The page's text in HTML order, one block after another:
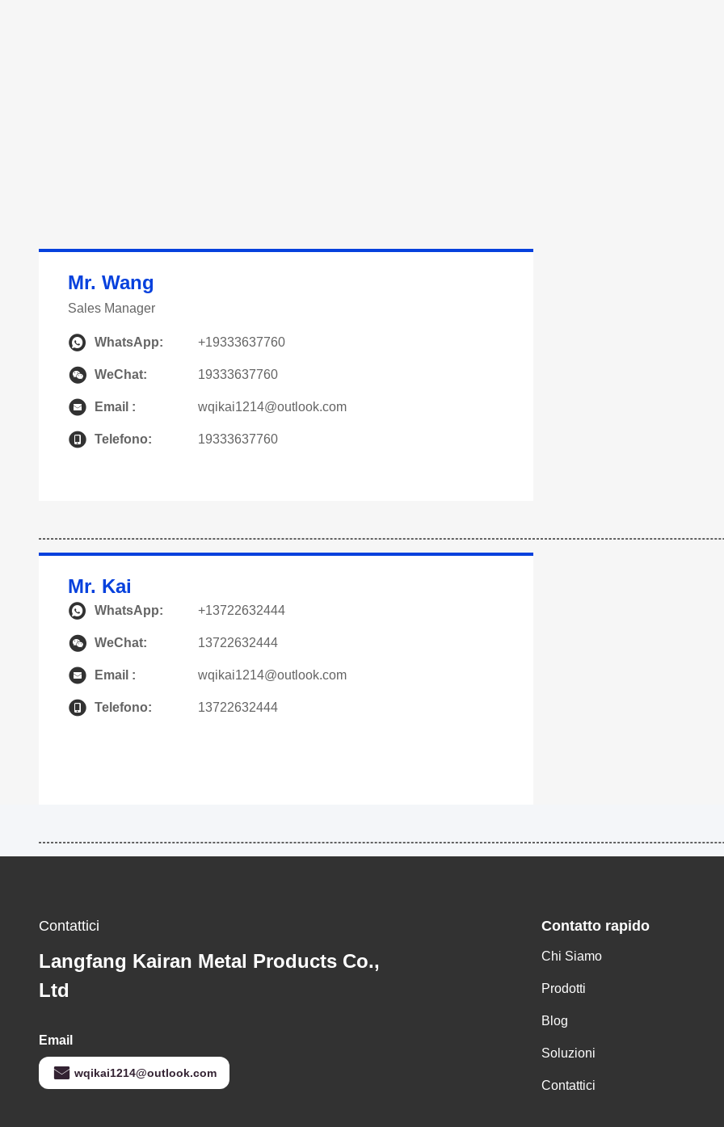
Mr. Wang
Sales Manager
WhatsApp: +19333637760
WeChat: 19333637760
Email : wqikai1214@outlook.com
Telefono: 19333637760
Mr. Kai
WhatsApp: +13722632444
WeChat: 13722632444
Email : wqikai1214@outlook.com
Telefono: 13722632444
Contattici
Langfang Kairan Metal Products Co.,
Ltd
Email
wqikai1214@outlook.com
Contatto rapido
Chi Siamo
Prodotti
Blog
Soluzioni
Contattici